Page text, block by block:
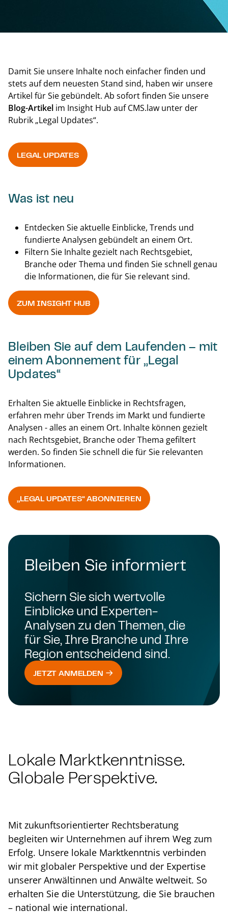
Damit Sie unsere Inhalte noch einfacher finden und
stets auf dem neuesten Stand sind, haben wir unsere
Artikel für Sie gebündelt. Ab sofort finden Sie unsere
Blog-Artikel im Insight Hub auf CMS.law unter der
Rubrik „Legal Updates“.
LEGAL UPDATES
Was ist neu
Entdecken Sie aktuelle Einblicke, Trends und
fundierte Analysen gebündelt an einem Ort.
Filtern Sie Inhalte gezielt nach Rechtsgebiet,
Branche oder Thema und finden Sie schnell genau
die Informationen, die für Sie relevant sind.
ZUM INSIGHT HUB
Bleiben Sie auf dem Laufenden – mit
einem Abonnement für „Legal
Updates“
Erhalten Sie aktuelle Einblicke in Rechtsfragen,
erfahren mehr über Trends im Markt und fundierte
Analysen - alles an einem Ort. Inhalte können gezielt
nach Rechtsgebiet, Branche oder Thema gefiltert
werden. So finden Sie schnell die für Sie relevanten
Informationen.
„LEGAL UPDATES“ ABONNIEREN
Bleiben Sie informiert
Sichern Sie sich wertvolle
Einblicke und Experten-
Analysen zu den Themen, die
für Sie, Ihre Branche und Ihre
Region entscheidend sind.
JETZT ANMELDEN
Lokale Markt­kennt­nis­se.
Globale Perspektive.
Mit zu­kunfts­ori­en­tier­ter Rechts­be­ra­tung
begleiten wir Unternehmen auf ihrem Weg zum
Erfolg. Unsere lokale Marktkenntnis verbinden
wir mit globaler Perspektive und der Expertise
unserer Anwältinnen und Anwälte weltweit. So
erhalten Sie die Un­ter­stüt­zung, die Sie brauchen
– national wie in­ter­na­tio­nal.